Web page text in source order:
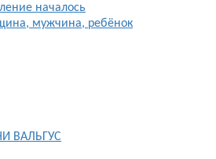
началось
мужчина, ребёнок
ВАЛЬГУС